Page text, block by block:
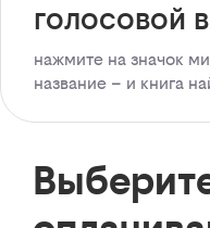
голосовой
нажмите на значок
название – и книга